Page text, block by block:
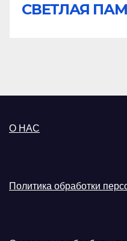
СВЕТЛАЯ
О НАС
Политика обработки